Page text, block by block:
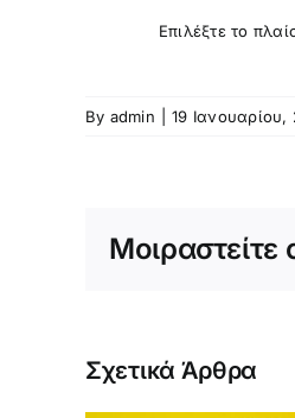
Επιλέξτε το
By admin 19 Ιανουαρίου,
Μοιραστείτε
Σχετικά Άρθρα